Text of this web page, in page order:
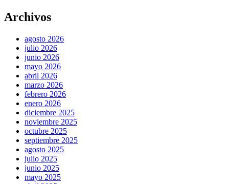
Archivos
agosto 2026
julio 2026
junio 2026
mayo 2026
abril 2026
marzo 2026
febrero 2026
enero 2026
diciembre 2025
noviembre 2025
octubre 2025
septiembre 2025
agosto 2025
julio 2025
junio 2025
mayo 2025